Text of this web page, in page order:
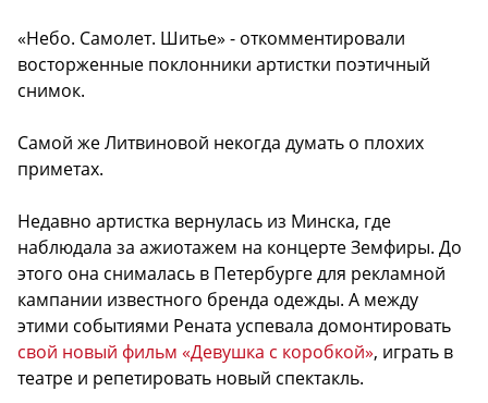
«Небо. Самолет. Шитье» - откомментировали
восторженные поклонники артистки поэтичный
снимок.
Самой же Литвиновой некогда думать о плохих
приметах.
Недавно артистка вернулась из Минска, где
наблюдала за ажиотажем на концерте Земфиры. До
этого она снималась в Петербурге для рекламной
кампании известного бренда одежды. А между
этими событиями Рената успевала домонтировать
свой новый фильм «Девушка с коробкой», играть в
театре и репетировать новый спектакль.